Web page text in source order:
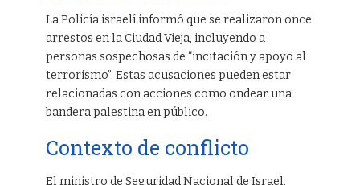
La Policía israelí informó que se realizaron once
arrestos en la Ciudad Vieja, incluyendo a
personas sospechosas de “incitación y apoyo al
terrorismo”. Estas acusaciones pueden estar
relacionadas con acciones como ondear una
bandera palestina en público.
Contexto de conflicto
El ministro de Seguridad Nacional de Israel,